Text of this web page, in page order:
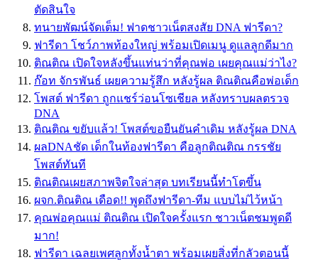
ตัดสินใจ
ทนายพัฒน์จัดเต็ม! ฟาดชาวเน็ตสงสัย DNA ฟารีดา?
ฟารีดา โชว์ภาพท้องใหญ่ พร้อมเปิดเมนู ดูแลลูกดีมาก
ติณติณ เปิดใจหลังขึ้นแท่นว่าที่คุณพ่อ เผยคุณแม่ว่าไง?
ก๊อท จักรพันธ์ เผยความรู้สึก หลังรู้ผล ติณติณคือพ่อเด็ก
โพสต์ ฟารีดา ถูกแชร์ว่อนโซเชียล หลังทราบผลตรวจ
DNA
ติณติณ ขยับแล้ว! โพสต์ขอยืนยันคำเดิม หลังรู้ผล DNA
ผลDNAชัด เด็กในท้องฟารีดา คือลูกติณติณ กรรชัย
โพสต์ทันที
ติณติณเผยสภาพจิตใจล่าสุด บทเรียนนี้ทำโตขึ้น
ผจก.ติณติณ เดือด!! พูดถึงฟารีดา-ทีม แบบไม่ไว้หน้า
คุณพ่อคุณแม่ ติณติณ เปิดใจครั้งแรก ชาวเน็ตชมพูดดี
มาก!
ฟารีดา เฉลยเพศลูกทั้งน้ำตา พร้อมเผยสิ่งที่กลัวตอนนี้